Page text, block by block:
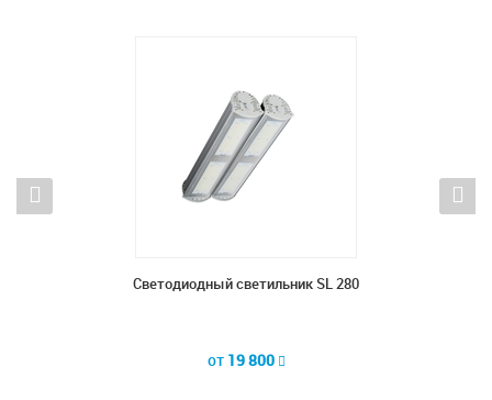
Светодиодный светильник SL 280
от 19 800